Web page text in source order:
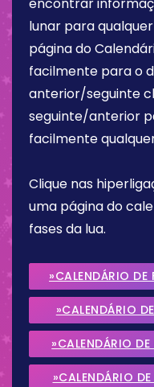
encontrar
lunar para
página do
facilmente para o
anterior/seguinte
seguinte/anterior
facilmente
Clique nas
uma página do
fases da lua.
»CALENDÁRIO DE
»CALENDÁRIO
»CALENDÁRIO DE
»CALENDÁRIO